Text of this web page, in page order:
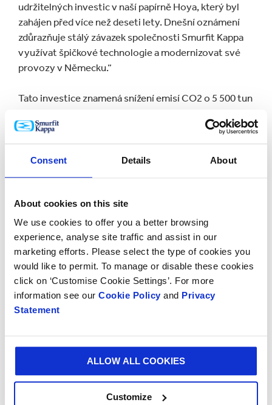
Consent Details About
About cookies on this site
We use cookies to offer you a better browsing
experience, analyse site traffic and assist in our
marketing efforts. Please select the type of cookies you
would like to permit. To manage or disable these cookies
click on ‘Customise Cookie Settings’. For more
information see our Cookie Policy and Privacy
Statement
ALLOW ALL COOKIES
Customize
udržitelných investic v naší papírně Hoya, který byl
zahájen před více než deseti lety. Dnešní oznámení
zdůrazňuje stálý závazek společnosti Smurfit Kappa
využívat špičkové technologie a modernizovat své
provozy v Německu.“
Tato investice znamená snížení emisí CO2 o 5 500 tun
Andreas Noss, výkonný ředitel papírny Smurfit Kappa
Hoya, se k této investici také vyjádřil: „Díky této
investici se z PM2 stane nejmodernější papírenský
umožní rychle reagovat na měnící se potřeby našich
zákazníků. Zvýší se rychlost výroby a papír s nízkou
gramáží se bude vyrábět co nejefektivnějším a
nejudržitelnějším způsobem.“
Provozovna Hoya v Německu funguje již více než 50
let a je významným regionálním zaměstnavatelem,
který zaměstnává více než 300 lidí.